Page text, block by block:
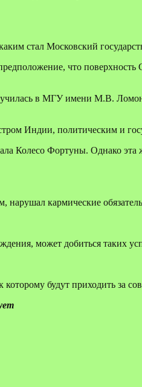
стал Московский
что поверхность
в МГУ имени М.В.
Индии, политическим и
Колесо Фортуны. Однако
нарушал кармические
может добиться таких
будут приходить за